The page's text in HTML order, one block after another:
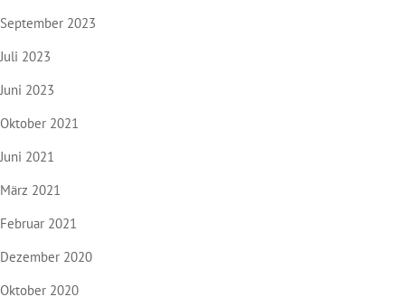
September 2023
Juli 2023
Juni 2023
Oktober 2021
Juni 2021
März 2021
Februar 2021
Dezember 2020
Oktober 2020